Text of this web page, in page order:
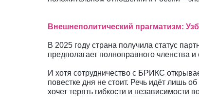
Внешнеполитический прагматизм:
В 2025 году страна получила статус
предполагает полноправного членства
И хотя сотрудничество с БРИКС
повестке дня не стоит. Речь идёт лишь
хочет терять гибкости и независимости